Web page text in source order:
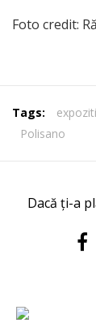
Foto credit:
Tags:
Polisano
Dacă ți-a